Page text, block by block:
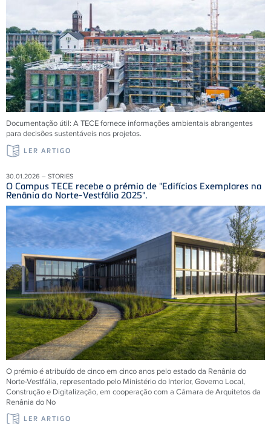
Documentação útil: A TECE fornece informações ambientais abrangentes
para decisões sustentáveis ​​nos projetos.
LER ARTIGO
30.01.2026 – STORIES
O Campus TECE recebe o prémio de "Edifícios Exemplares na
Renânia do Norte-Vestfália 2025".
O prémio é atribuído de cinco em cinco anos pelo estado da Renânia do
Norte-Vestfália, representado pelo Ministério do Interior, Governo Local,
Construção e Digitalização, em cooperação com a Câmara de Arquitetos da
Renânia do No
LER ARTIGO